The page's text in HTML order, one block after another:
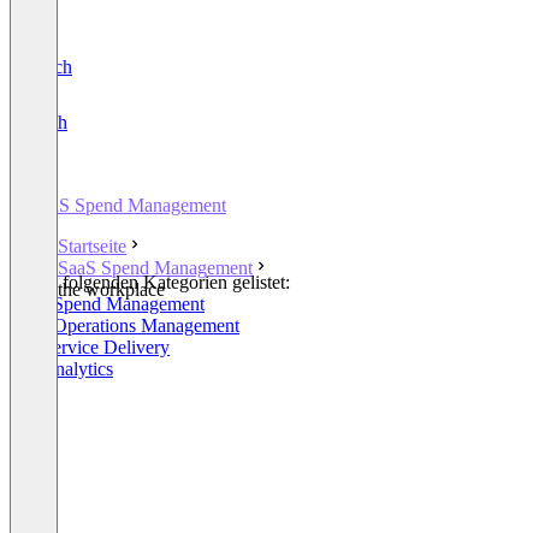
Deutsch
English
SaaS Spend Management
Startseite
SaaS Spend Management
the workplace
In den folgenden Kategorien gelistet:
SaaS Spend Management
SaaS Operations Management
HR Service Delivery
HR Analytics